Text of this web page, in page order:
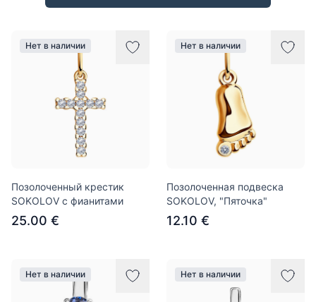
Нет в наличии
Позолоченный крестик
SOKOLOV с фианитами
25.00 €
Нет в наличии
Позолоченная подвеска
SOKOLOV, "Пяточка"
12.10 €
Нет в наличии Нет в наличии